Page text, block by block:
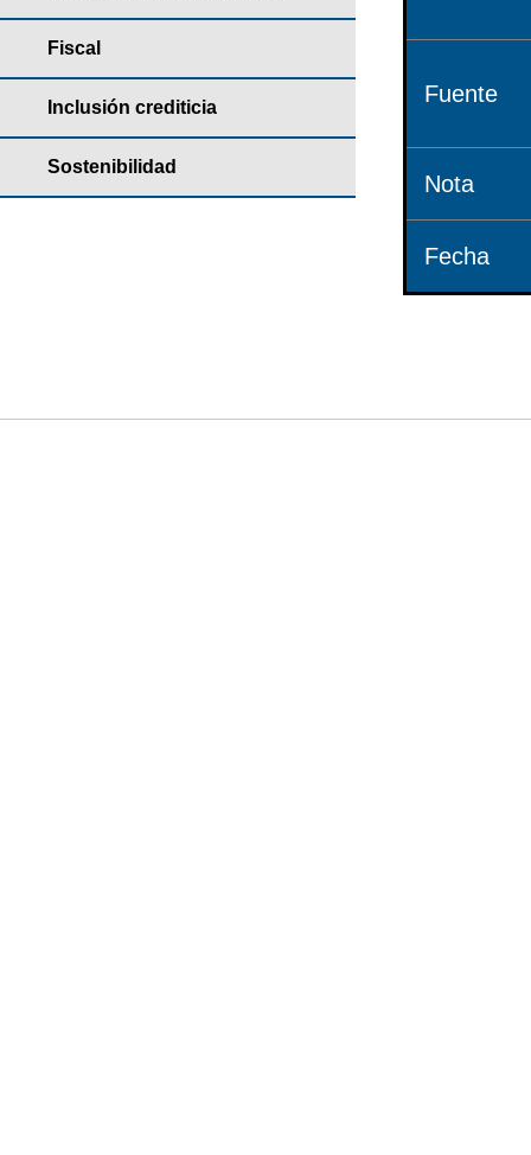
Fiscal
Inclusión crediticia
Sostenibilidad
Fuente
Nota
Fecha